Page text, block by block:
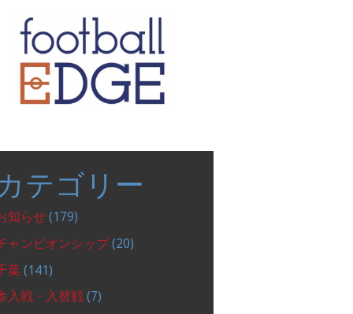
テゴリー
知らせ (179)
ャンピオンシップ(20)
葉 (141)
入戦・入替戦 (7)